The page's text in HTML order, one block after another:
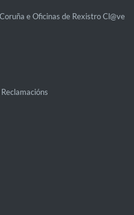
e Oficinas de Rexistro Cl@ve